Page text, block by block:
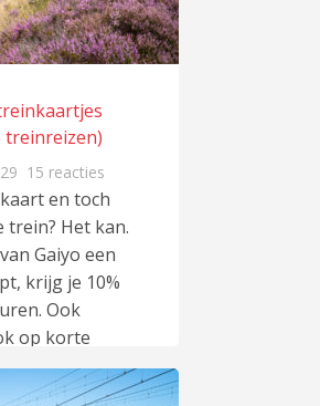
Met de pilot
beter laten
om meer
inzicht krijgen
zijn een ticket
specifieke rit,
meer …
15 reacties
en toch
trein? Het kan.
Gaiyo een
krijg je 10%
Ook
op korte
boek en betaal